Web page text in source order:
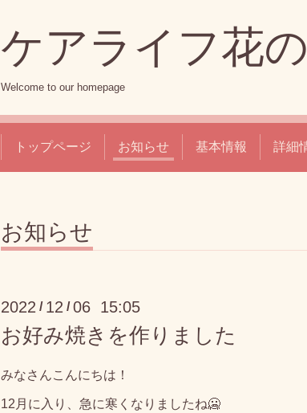
ケアライフ花
Welcome to our homepage
トップページ お知らせ 基本情報 詳細
お知らせ
2022 / 12 /06 15:05
お好み焼きを作りました
みなさんこんにちは！
12月に入り、急に寒くなりましたね🥶